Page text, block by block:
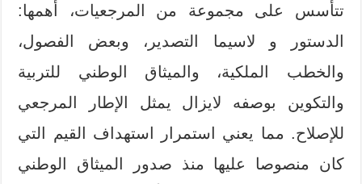
تتأسس على مجموعة من المرجعيات، أهمها:
الدستور و لاسيما التصدير، وبعض الفصول،
والخطب الملكية، والميثاق الوطني للتربية
والتكوين بوصفه لايزال يمثل الإطار المرجعي
للإصلاح. مما يعني استمرار استهداف القيم التي
كان منصوصا عليها منذ صدور الميثاق الوطني